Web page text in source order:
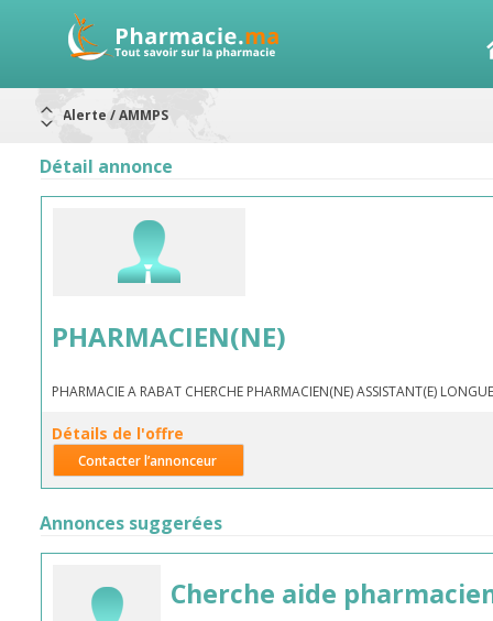
Aureomycine ophtalmique : Rappel de lots
RAPPELS DE LOTS
Rappel de lots : ANTITOXINE TÉTANIQUE 1500.
Détail annonce
PHARMACIEN(NE)
PHARMACIE A RABAT CHERCHE PHARMACIEN(NE) ASSISTANT(E)
Détails de l'offre
Contacter l’annonceur
Annonces suggerées
Cherche aide